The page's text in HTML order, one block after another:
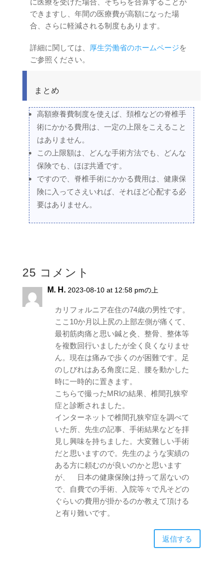
できますし、年間の医療費が高額になった場
合、さらに軽減される制度もあります。
詳細に関しては、 厚生労働省のホームページを
ご参照ください。
まとめ
高額療養費制度を使えば、頚椎などの脊椎手
術にかかる費用は、一定の上限をこえること
はありません。
この上限額は、どんな手術方法でも、どんな
保険でも、ほぼ共通です。
ですので、脊椎手術にかかる費用は、健康保
険に入ってさえいれば、それほど心配する必
要はありません。
25 コメント
M. H. 2023-08-10 at 12:58 pmの上
カリフォルニア在住の74歳の男性です。
ここ10か月以上尻の上部左側が痛くて、
最初筋肉痛と思い鍼と灸、整骨、整体等
を複数回行いましたが全く良くなりませ
ん。現在は痛みで歩くのが困難です。足
のしびれはある角度に足、腰を動かした
時に一時的に置きます。
こちらで撮ったMRIの結果、椎間孔狭窄
症と診断されました。
インターネットで椎間孔狭窄症を調べて
いた所、先生の記事、手術結果などを拝
見し興味を持ちました。大変難しい手術
だと思いますので。先生のような実績の
ある方に頼むのが良いのかと思います
が、 日本の健康保険は持って居ないの
で、自費での手術、入院等々で凡そどの
ぐらいの費用が掛かるのか教えて頂ける
と有り難いです。
返信する